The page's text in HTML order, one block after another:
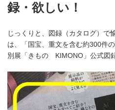
録・欲しい！
じっくりと、図録（カタログ）で
は、「国宝、重文を含む約300件
別展「きもの KIMONO」公式図